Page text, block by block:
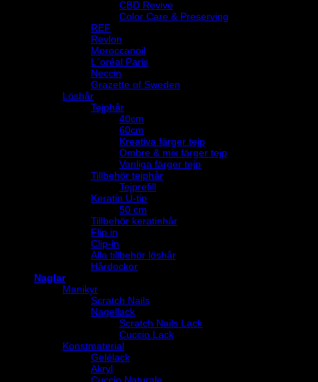
CBD Revive
Color Care & Preserving
REF
Revlon
Moroccanoil
L´oréal Paris
Neccin
Grazette of Sweden
Löshår
Tejphår
40cm
60cm
Kreativa färger tejp
Ombre & mix färger tejp
Vanliga färger tejp
Tillbehör tejphår
Tejprefill
Keratin U-tip
50 cm
Tillbehör keratinhår
Flip in
Clip-in
Alla tillbehör löshår
Hårdockor
Naglar
Manikyr
Scratch Nails
Nagellack
Scratch Nails Lack
Cuccio Lack
Konstmaterial
Gelélack
Akryl
Cuccio Naturale